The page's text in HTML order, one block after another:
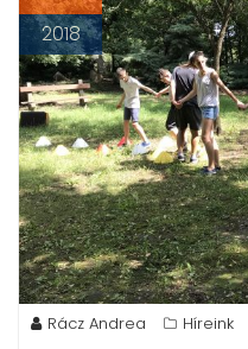
2018
Rácz Andrea Híreink